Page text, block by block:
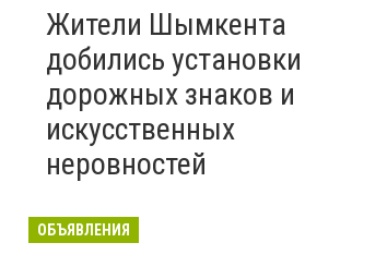
Жители Шымкента
добились установки
дорожных знаков и
искусственных
неровностей
ОБЪЯВЛЕНИЯ